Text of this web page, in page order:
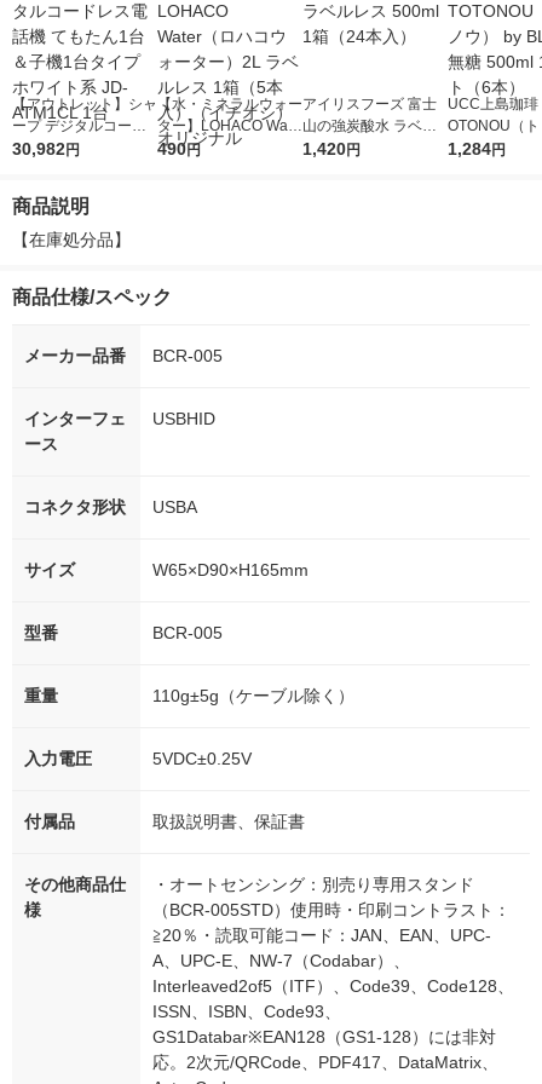
【アウトレット】シャ
ープ デジタルコード
レス電話機 てもたん1
1台
30,982円
【水・ミネラルウォー
ター】LOHACO Wate
r（ロハコウォータ
490円
アイリスフーズ 富士
山の強炭酸水 ラベル
レス 500ml 1箱（24
1,420円
UCC上島珈琲
OTONOU（
ウ） by
1,284円
商品説明
【在庫処分品】
商品仕様/スペック
メーカー品番 BCR-005
インターフェ
ース
USBHID
コネクタ形状 USBA
サイズ W65×D90×H165mm
型番 BCR-005
重量 110g±5g（ケーブル除く）
入力電圧 5VDC±0.25V
付属品 取扱説明書、保証書
その他商品仕
様
・オートセンシング：別売り専用スタンド
（BCR-005STD）使用時・印刷コントラスト：
≧20％・読取可能コード：JAN、EAN、UPC-
A、UPC-E、NW-7（Codabar）、
Interleaved2of5（ITF）、Code39、Code128、
ISSN、ISBN、Code93、
GS1Databar※EAN128（GS1-128）には非対
応。2次元/QRCode、PDF417、DataMatrix、